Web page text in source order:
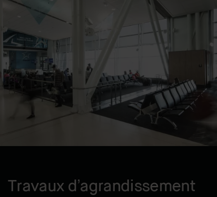
EMPLACEMENT
Dorval, QC, CA
ANNÉE
2016
Travaux d’agrandissement